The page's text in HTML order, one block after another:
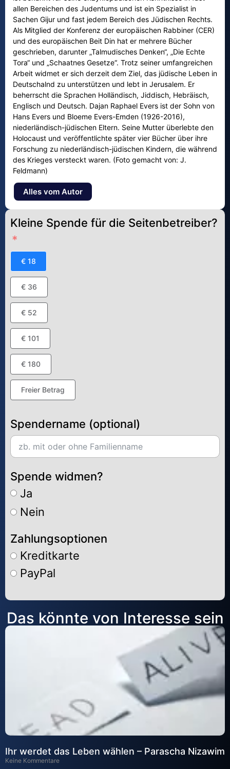
allen Bereichen des Judentums und ist ein Spezialist in
Sachen Gijur und fast jedem Bereich des Jüdischen Rechts.
Als Mitglied der Konferenz der europäischen Rabbiner (CER)
und des europäischen Beit Din hat er mehrere Bücher
geschrieben, darunter „Talmudisches Denken“, „Die Echte
Tora“ und „Schaatnes Gesetze“. Trotz seiner umfangreichen
Arbeit widmet er sich derzeit dem Ziel, das jüdische Leben in
Deutschalnd zu unterstützen und lebt in Jerusalem. Er
beherrscht die Sprachen Holländisch, Jiddisch, Hebräisch,
Englisch und Deutsch. Dajan Raphael Evers ist der Sohn von
Hans Evers und Bloeme Evers-Emden (1926-2016),
niederländisch-jüdischen Eltern. Seine Mutter überlebte den
Holocaust und veröffentlichte später vier Bücher über ihre
Forschung zu niederländisch-jüdischen Kindern, die während
des Krieges versteckt waren. (Foto gemacht von: J.
Feldmann)
Alles vom Autor
Kleine Spende für die Seitenbetreiber?
€ 18
€ 36
€ 52
€ 101
€ 180
Freier Betrag
Spendername (optional)
Spende widmen?
Ja
Nein
Zahlungsoptionen
Kreditkarte
PayPal
Alternative:
Das könnte von Interesse sein
Ihr werdet das Leben wählen – Parascha Nizawim
Keine Kommentare